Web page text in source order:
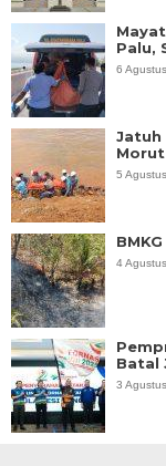
Palu,
6
Jatuh
5
4
Batal
3